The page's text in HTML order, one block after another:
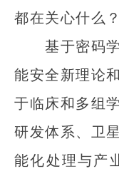
都在关心什么？
基于密码学
能安全新理论
于临床和多组
研发体系、卫
能化处理与产